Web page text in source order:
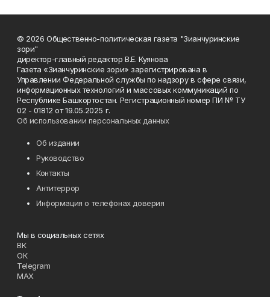
© 2026 Общественно-политическая газета "Зианчуринские
зори"
директор-главный редактор В.Е. Куянова
Газета «Зианчуринские зори» зарегистрирована в
Управлении Федеральной службы по надзору в сфере связи,
информационных технологий и массовых коммуникаций по
Республике Башкортостан. Регистрационный номер ПИ № ТУ
02 - 01812 от 19.05.2025 г.
Об использовании персональных данных
Об издании
Руководство
Контакты
Антитеррор
Информация о телефонах доверия
Мы в социальных сетях
ВК
ОК
Telegram
MAX